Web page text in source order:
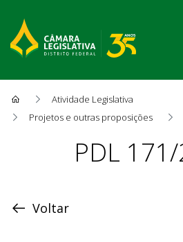
Atividade Legislativa
Projetos e outras proposições
Proposição
PDL
Voltar